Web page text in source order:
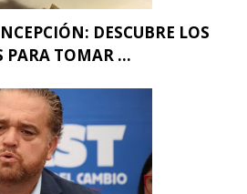
DESCUBRE LOS
PARA TOMAR ...